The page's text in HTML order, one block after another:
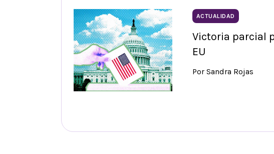
ACTUALIDAD
Victoria parcial
EU
Por Sandra Rojas